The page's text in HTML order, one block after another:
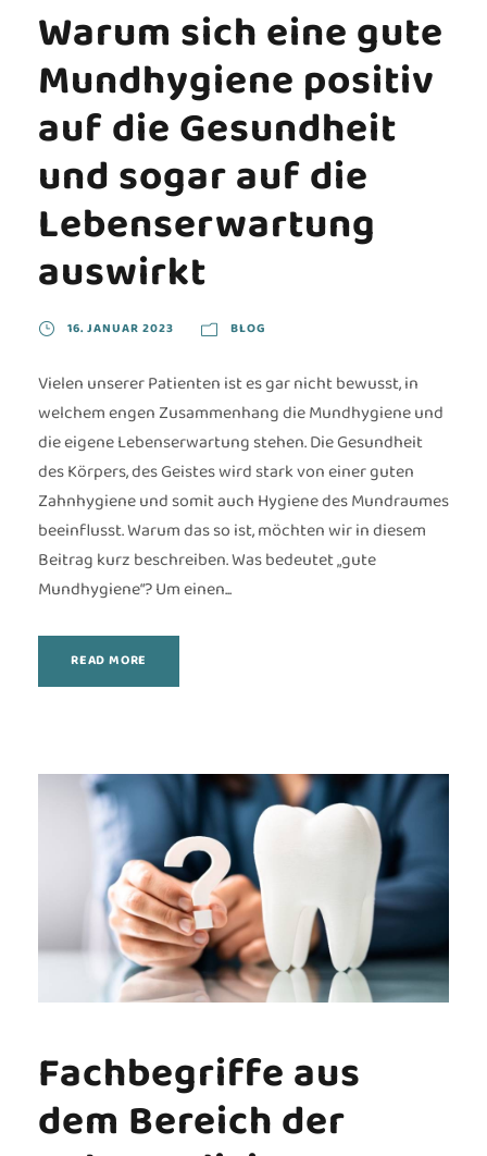
Warum sich eine gute
Mundhygiene positiv
auf die Gesundheit
und sogar auf die
Lebenserwartung
auswirkt
16. JANUAR 2023 BLOG
Vielen unserer Patienten ist es gar nicht bewusst, in
welchem engen Zusammenhang die Mundhygiene und
die eigene Lebenserwartung stehen. Die Gesundheit
des Körpers, des Geistes wird stark von einer guten
Zahnhygiene und somit auch Hygiene des Mundraumes
beeinflusst. Warum das so ist, möchten wir in diesem
Beitrag kurz beschreiben. Was bedeutet „gute
Mundhygiene“? Um einen...
READ MORE
Fachbegriffe aus
dem Bereich der